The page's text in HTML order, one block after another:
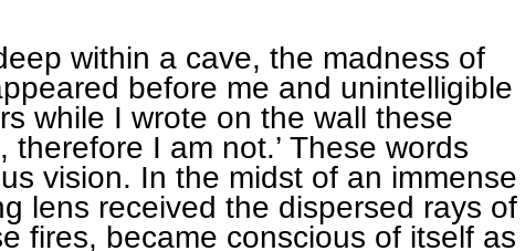
within a cave, the madness of
before me and unintelligible
while I wrote on the wall these
therefore I am not.’ These words
vision. In the midst of an immense
lens received the dispersed rays of
fires, became conscious of itself as